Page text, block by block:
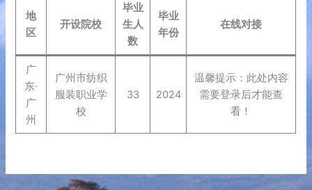
地
区
开设院校
毕业
生人
数
毕业
年份
在线对接
广
东·
广
州
广州市纺织
服装职业学
校
33 2024
温馨提示：此处内容
需要登录后才能查
看！